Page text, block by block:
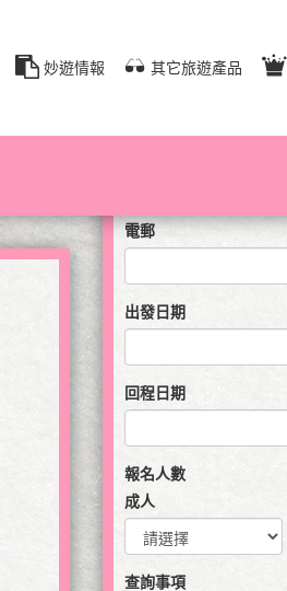
妙遊情報 其它旅遊產品
姓名
電郵
出發日期
回程日期
報名人數
成人
查詢事項